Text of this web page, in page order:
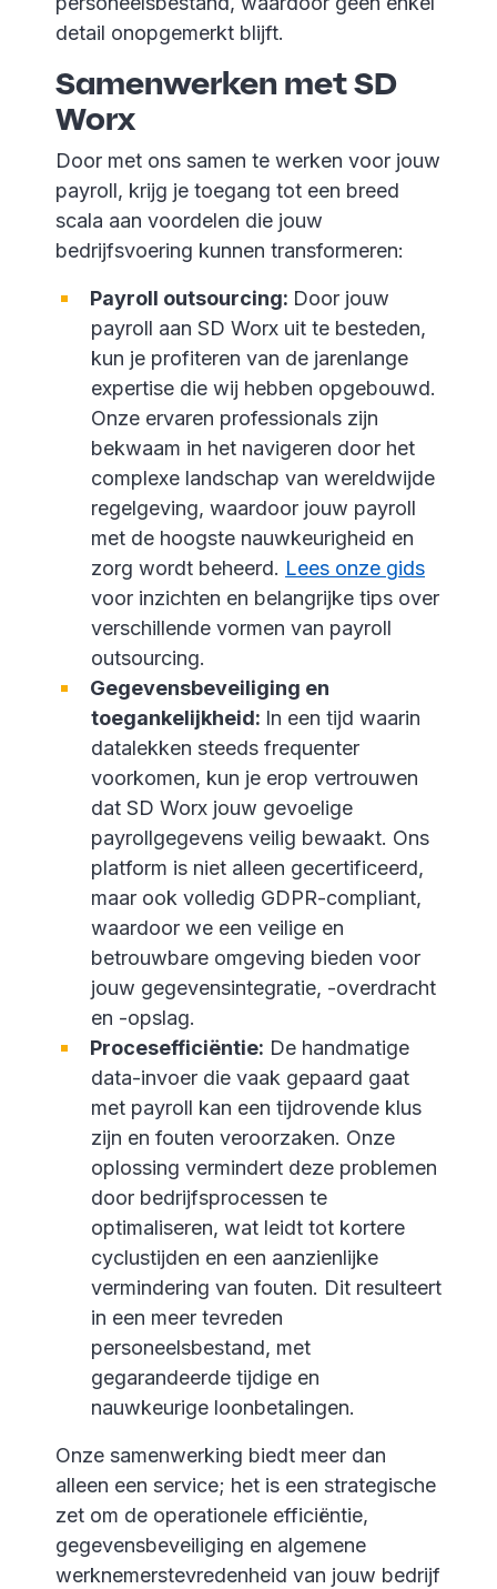
detail onopgemerkt blijft.
Samenwerken met SD
Worx
Door met ons samen te werken voor jouw
payroll, krijg je toegang tot een breed
scala aan voordelen die jouw
bedrijfsvoering kunnen transformeren:
Payroll outsourcing: Door jouw
payroll aan SD Worx uit te besteden,
kun je profiteren van de jarenlange
expertise die wij hebben opgebouwd.
Onze ervaren professionals zijn
bekwaam in het navigeren door het
complexe landschap van wereldwijde
regelgeving, waardoor jouw payroll
met de hoogste nauwkeurigheid en
zorg wordt beheerd. Lees onze gids
voor inzichten en belangrijke tips over
verschillende vormen van payroll
outsourcing.
Gegevensbeveiliging en
toegankelijkheid: In een tijd waarin
datalekken steeds frequenter
voorkomen, kun je erop vertrouwen
dat SD Worx jouw gevoelige
payrollgegevens veilig bewaakt. Ons
platform is niet alleen gecertificeerd,
maar ook volledig GDPR-compliant,
waardoor we een veilige en
betrouwbare omgeving bieden voor
jouw gegevensintegratie, -overdracht
en -opslag.
Procesefficiëntie: De handmatige
data-invoer die vaak gepaard gaat
met payroll kan een tijdrovende klus
zijn en fouten veroorzaken. Onze
oplossing vermindert deze problemen
door bedrijfsprocessen te
optimaliseren, wat leidt tot kortere
cyclustijden en een aanzienlijke
vermindering van fouten. Dit resulteert
in een meer tevreden
personeelsbestand, met
gegarandeerde tijdige en
nauwkeurige loonbetalingen.
Onze samenwerking biedt meer dan
alleen een service; het is een strategische
zet om de operationele efficiëntie,
gegevensbeveiliging en algemene
werknemerstevredenheid van jouw bedrijf